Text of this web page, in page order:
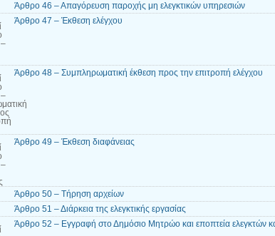
Άρθρο 46 – Απαγόρευση παροχής μη ελεγκτικών υπηρεσιών
Άρθρο 47 – Έκθεση ελέγχου
Άρθρο 48 – Συμπληρωματική έκθεση προς την επιτροπή ελέγχου
Άρθρο 49 – Έκθεση διαφάνειας
Άρθρο 50 – Τήρηση αρχείων
Άρθρο 51 – Διάρκεια της ελεγκτικής εργασίας
Άρθρο 52 – Εγγραφή στο Δημόσιο Μητρώο και εποπτεία ελεγκτών